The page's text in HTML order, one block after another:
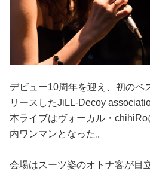
デビュー10周年を迎え、初のベ
リースしたJiLL-Decoy
本ライブはヴォーカル・
内ワンマンとなった。
会場はスーツ姿のオトナ客が目